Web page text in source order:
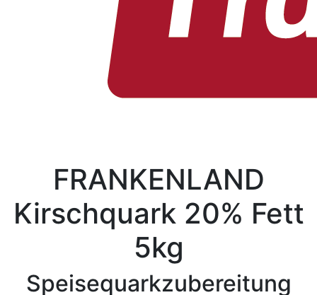
FRANKENLAND
Kirschquark 20% Fett
5kg
Speisequarkzubereitung